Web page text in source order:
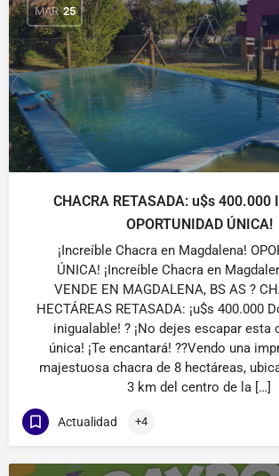
MAR 25
CHACRA RETASADA: u$s 400.000
OPORTUNIDAD ÚNICA!
¡Increíble Chacra en Magdalena!
ÚNICA! ¡Increíble Chacra en
VENDE EN MAGDALENA, BS AS ?
HECTÁREAS RETASADA: ¡u$s 400.000
inigualable! ? ¡No dejes escapar esta
única! ¡Te encantará! ??Vendo una
majestuosa chacra de 8 hectáreas,
3 km del centro de la […]
Actualidad +4